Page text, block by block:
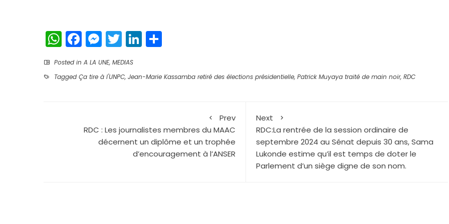
WhatsApp
Facebook
Messenger
TwitterLinkedIn
Posted in A LA UNE, MEDIAS
Tagged Ça tire à l'UNPC, Jean-Marie Kassamba retiré des élections présidentielle, Patrick Muyaya traité de main noir, RDC
Prev
RDC : Les journalistes membres du MAAC
décernent un diplôme et un trophée
d’encouragement à l’ANSER
Next
RDC:La rentrée de la session ordinaire de
septembre 2024 au Sénat depuis 30 ans, Sama
Lukonde estime qu’il est temps de doter le
Parlement d’un siège digne de son nom.